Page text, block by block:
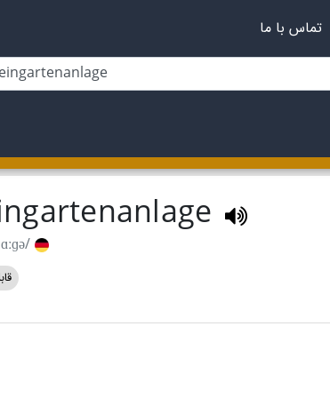
تماس با ما